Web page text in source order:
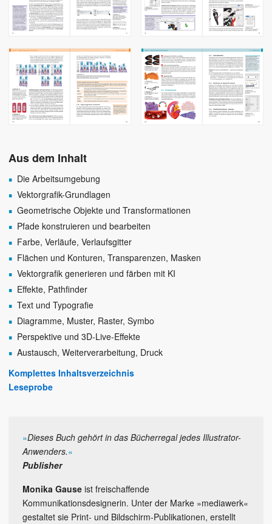
Aus dem Inhalt
Die Arbeitsumgebung
Vektorgrafik-Grundlagen
Geometrische Objekte und Transformationen
Pfade konstruieren und bearbeiten
Farbe, Verläufe, Verlaufsgitter
Flächen und Konturen, Transparenzen, Masken
Vektorgrafik generieren und färben mit KI
Effekte, Pathfinder
Text und Typografie
Diagramme, Muster, Raster, Symbole
Perspektive und 3D-Live-Effekte
Austausch, Weiterverarbeitung, Druck
Komplettes Inhaltsverzeichnis
Leseprobe
»Dieses Buch gehört in das Bücherregal jedes Illustrator-
Anwenders.«
Publisher
Monika Gause ist freischaffende
Kommunikationsdesignerin. Unter der Marke »mediawerk«
gestaltet sie Print- und Bildschirm-Publikationen, erstellt